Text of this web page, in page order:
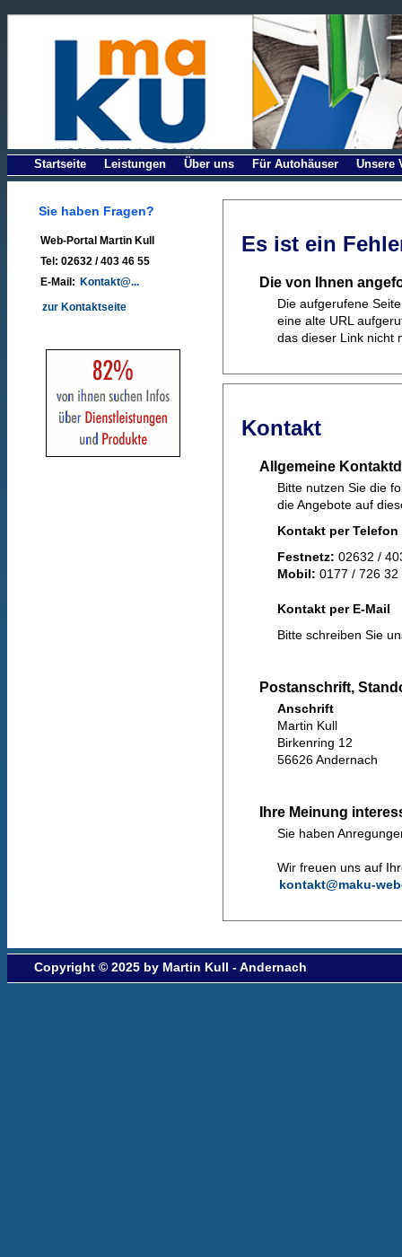
Startseite Leistungen Über uns Für Autohäuser Unsere
Sie haben Fragen?
Web-Portal Martin Kull
Tel: 02632 / 403 46 55
E-Mail: Kontakt@...
zur Kontaktseite
Es ist ein
Die von Ihnen
Die aufgerufene
eine alte URL
das dieser Link nicht
Kontakt
Allgemeine
Bitte nutzen Sie die
die Angebote auf
Kontakt per Telefon
Festnetz: 02632 /
Mobil: 0177 / 726 32
Kontakt per E-Mail
Bitte schreiben Sie
Postanschrift,
Anschrift
Martin Kull
Birkenring 12
56626 Andernach
Ihre Meinung
Sie haben
Wir freuen uns auf
kontakt@maku-
Copyright © 2025 by Martin Kull - Andernach